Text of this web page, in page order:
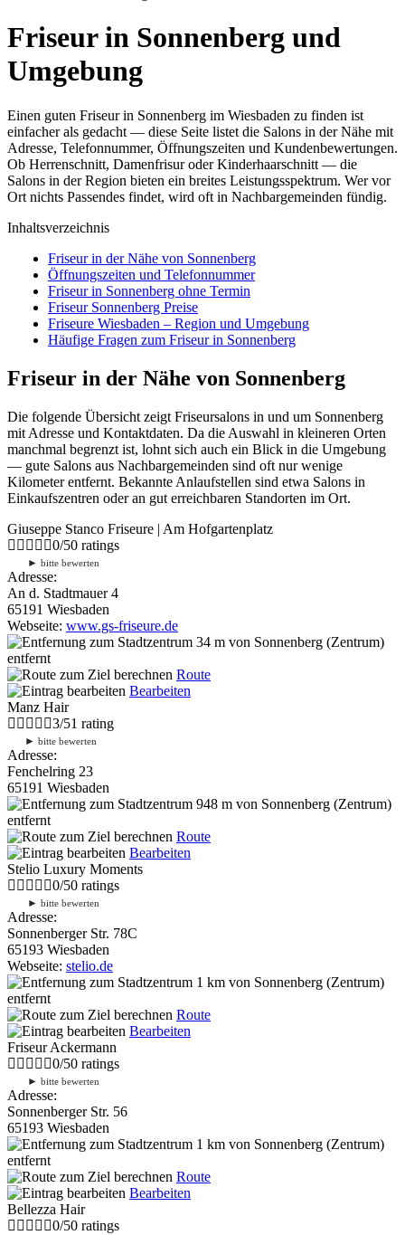
Friseur in Sonnenberg und
Umgebung
Einen guten Friseur in Sonnenberg im Wiesbaden zu finden ist
einfacher als gedacht — diese Seite listet die Salons in der Nähe mit
Adresse, Telefonnummer, Öffnungszeiten und Kundenbewertungen.
Ob Herrenschnitt, Damenfrisur oder Kinderhaarschnitt — die
Salons in der Region bieten ein breites Leistungsspektrum. Wer vor
Ort nichts Passendes findet, wird oft in Nachbargemeinden fündig.
Inhaltsverzeichnis
Friseur in der Nähe von Sonnenberg
Öffnungszeiten und Telefonnummer
Friseur in Sonnenberg ohne Termin
Friseur Sonnenberg Preise
Friseure Wiesbaden – Region und Umgebung
Häufige Fragen zum Friseur in Sonnenberg
Friseur in der Nähe von Sonnenberg
Die folgende Übersicht zeigt Friseursalons in und um Sonnenberg
mit Adresse und Kontaktdaten. Da die Auswahl in kleineren Orten
manchmal begrenzt ist, lohnt sich auch ein Blick in die Umgebung
— gute Salons aus Nachbargemeinden sind oft nur wenige
Kilometer entfernt. Bekannte Anlaufstellen sind etwa Salons in
Einkaufszentren oder an gut erreichbaren Standorten im Ort.
Giuseppe Stanco Friseure | Am Hofgartenplatz
0/50 ratings
► bitte bewerten
Adresse:
An d. Stadtmauer 4
65191 Wiesbaden
Webseite: www.gs-friseure.de
34 m von Sonnenberg (Zentrum)
entfernt
Route
Bearbeiten
Manz Hair
3/51 rating
► bitte bewerten
Adresse:
Fenchelring 23
65191 Wiesbaden
948 m von Sonnenberg (Zentrum)
entfernt
Route
Bearbeiten
Stelio Luxury Moments
0/50 ratings
► bitte bewerten
Adresse:
Sonnenberger Str. 78C
65193 Wiesbaden
Webseite: stelio.de
1 km von Sonnenberg (Zentrum)
entfernt
Route
Bearbeiten
Friseur Ackermann
0/50 ratings
► bitte bewerten
Adresse:
Sonnenberger Str. 56
65193 Wiesbaden
1 km von Sonnenberg (Zentrum)
entfernt
Route
Bearbeiten
Bellezza Hair
0/50 ratings